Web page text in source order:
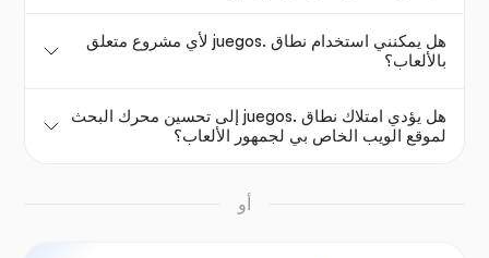
هل يمكنني استخدام نطاق .juegos لأي مشروع متعلق
بالألعاب؟
هل يؤدي امتلاك نطاق .juegos إلى تحسين محرك البحث
لموقع الويب الخاص بي لجمهور الألعاب؟
أو